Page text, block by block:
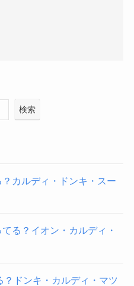
検索
カルディ・ドンキ・スー
る？イオン・カルディ・
ドンキ・カルディ・マツ